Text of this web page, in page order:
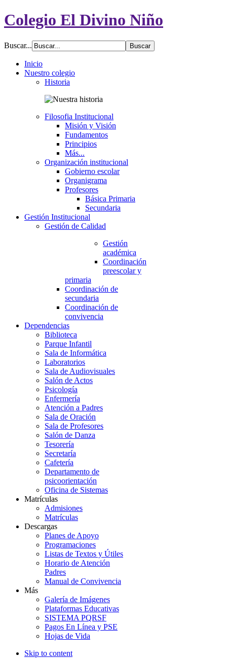
Colegio El Divino Niño
Buscar...
Inicio
Nuestro colegio
Historia
Filosofia Institucional
Misión y Visión
Fundamentos
Principios
Más...
Organización institucional
Gobierno escolar
Organigrama
Profesores
Básica Primaria
Secundaria
Gestión Institucional
Gestión de Calidad
Gestión
académica
Coordinación
preescolar y
primaria
Coordinación de
secundaria
Coordinación de
convivencia
Dependencias
Biblioteca
Parque Infantil
Sala de Informática
Laboratorios
Sala de Audiovisuales
Salón de Actos
Psicología
Enfermería
Atención a Padres
Sala de Oración
Sala de Profesores
Salón de Danza
Tesorería
Secretaría
Cafetería
Departamento de
psicoorientación
Oficina de Sistemas
Matrículas
Admisiones
Matrículas
Descargas
Planes de Apoyo
Programaciones
Listas de Textos y Útiles
Horario de Atención
Padres
Manual de Convivencia
Más
Galería de Imágenes
Plataformas Educativas
SISTEMA PQRSF
Pagos En Línea y PSE
Hojas de Vida
Skip to content